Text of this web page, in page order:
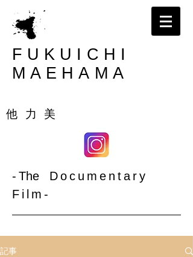
FUKUICHI
MAEHAMA
​他 力 美
- The
Documentary
Film-​
記事